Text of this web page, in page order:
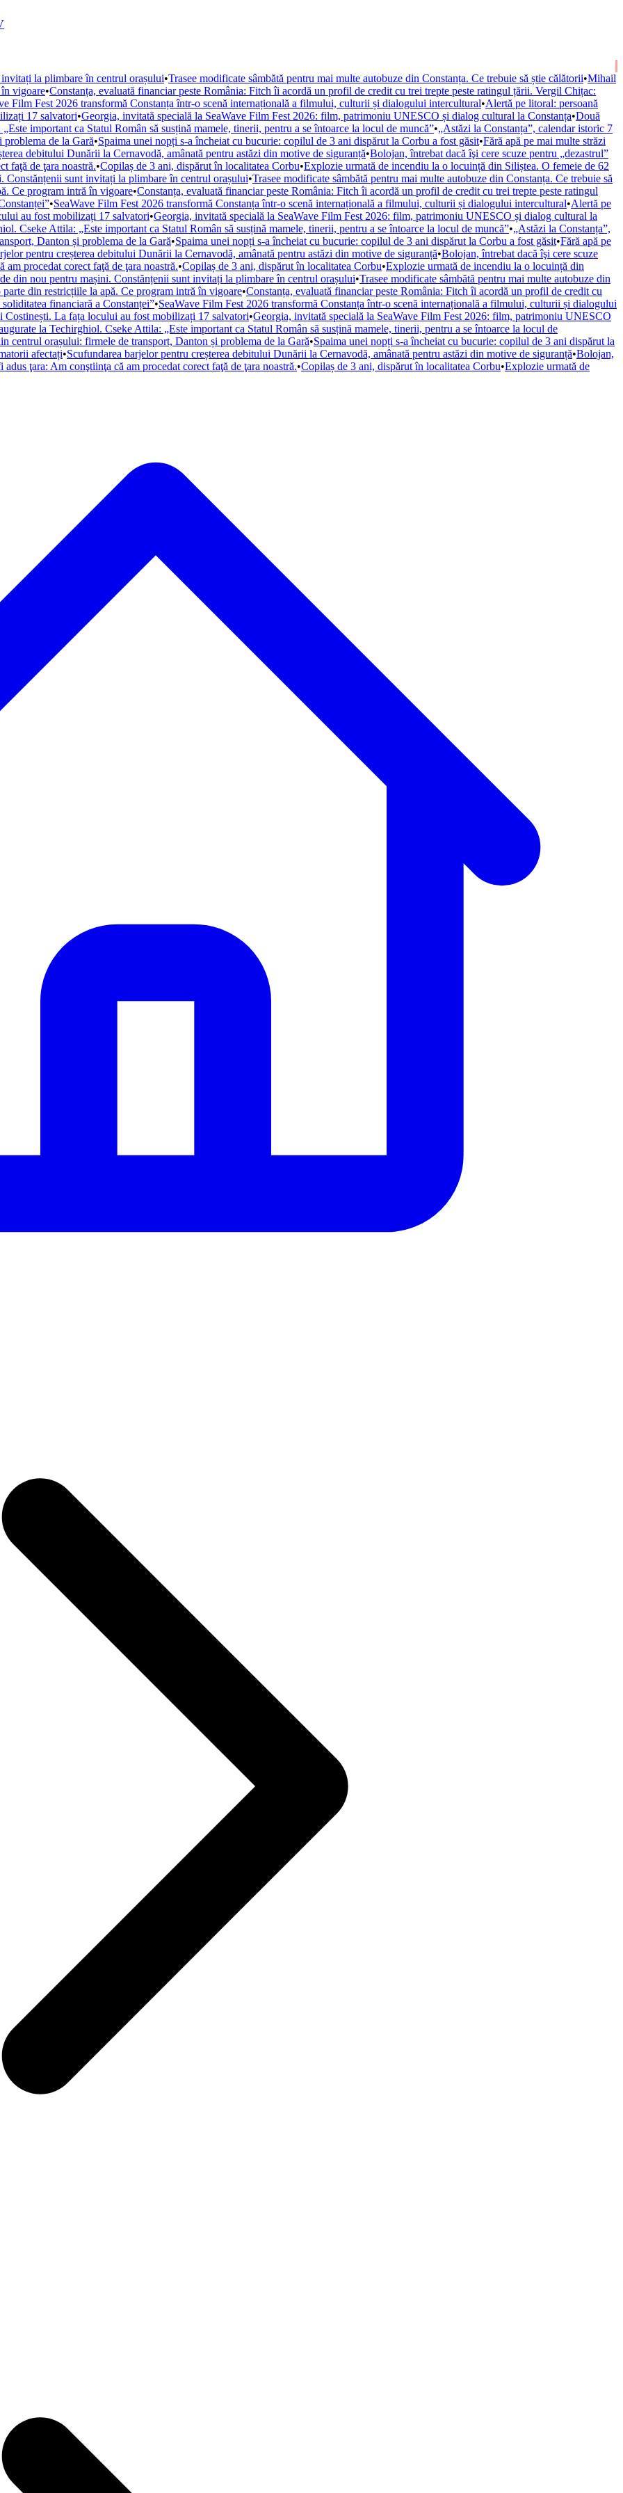
la plimbare în centrul orașului•Trasee modificate sâmbătă pentru mai multe autobuze din Constanța. Ce trebuie să știe călătorii•Mihail
vigoare•Constanța, evaluată financiar peste România: Fitch îi acordă un profil de credit cu trei trepte peste ratingul țării. Vergil Chițac:
Film Fest 2026 transformă Constanța într-o scenă internațională a filmului, culturii și dialogului intercultural•Alertă pe litoral: persoană
17 salvatori•Georgia, invitată specială la SeaWave Film Fest 2026: film, patrimoniu UNESCO și dialog cultural la Constanța•Două
important ca Statul Român să susțină mamele, tinerii, pentru a se întoarce la locul de muncă”•„Astăzi la Constanța”, calendar istoric 7
de la Gară•Spaima unei nopți s-a încheiat cu bucurie: copilul de 3 ani dispărut la Corbu a fost găsit•Fără apă pe mai multe străzi
debitului Dunării la Cernavodă, amânată pentru astăzi din motive de siguranță•Bolojan, întrebat dacă îşi cere scuze pentru „dezastrul”
faţă de ţara noastră.•Copilaș de 3 ani, dispărut în localitatea Corbu•Explozie urmată de incendiu la o locuință din Siliștea. O femeie de 62
sunt invitați la plimbare în centrul orașului•Trasee modificate sâmbătă pentru mai multe autobuze din Constanța. Ce trebuie să
Ce program intră în vigoare•Constanța, evaluată financiar peste România: Fitch îi acordă un profil de credit cu trei trepte peste ratingul
•SeaWave Film Fest 2026 transformă Constanța într-o scenă internațională a filmului, culturii și dialogului intercultural•Alertă pe
au fost mobilizați 17 salvatori•Georgia, invitată specială la SeaWave Film Fest 2026: film, patrimoniu UNESCO și dialog cultural la
Cseke Attila: „Este important ca Statul Român să susțină mamele, tinerii, pentru a se întoarce la locul de muncă”•„Astăzi la Constanța”,
Danton și problema de la Gară•Spaima unei nopți s-a încheiat cu bucurie: copilul de 3 ani dispărut la Corbu a fost găsit•Fără apă pe
pentru creșterea debitului Dunării la Cernavodă, amânată pentru astăzi din motive de siguranță•Bolojan, întrebat dacă îşi cere scuze
procedat corect faţă de ţara noastră.•Copilaș de 3 ani, dispărut în localitatea Corbu•Explozie urmată de incendiu la o locuință din
din nou pentru mașini. Constănțenii sunt invitați la plimbare în centrul orașului•Trasee modificate sâmbătă pentru mai multe autobuze din
din restricțiile la apă. Ce program intră în vigoare•Constanța, evaluată financiar peste România: Fitch îi acordă un profil de credit cu
financiară a Constanței”•SeaWave Film Fest 2026 transformă Constanța într-o scenă internațională a filmului, culturii și dialogului
Costinești. La fața locului au fost mobilizați 17 salvatori•Georgia, invitată specială la SeaWave Film Fest 2026: film, patrimoniu UNESCO
la Techirghiol. Cseke Attila: „Este important ca Statul Român să susțină mamele, tinerii, pentru a se întoarce la locul de
centrul orașului: firmele de transport, Danton și problema de la Gară•Spaima unei nopți s-a încheiat cu bucurie: copilul de 3 ani dispărut la
afectați•Scufundarea barjelor pentru creșterea debitului Dunării la Cernavodă, amânată pentru astăzi din motive de siguranță•Bolojan,
ţara: Am conştiinţa că am procedat corect faţă de ţara noastră.•Copilaș de 3 ani, dispărut în localitatea Corbu•Explozie urmată de